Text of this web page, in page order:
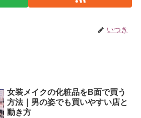
いつき
女装メイクの化粧品をB面で買う
方法｜男の姿でも買いやすい店と
動き方